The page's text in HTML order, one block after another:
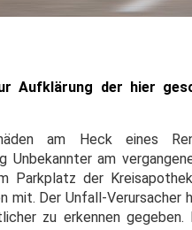
Aufklärung der hier
am Heck eines
am
Parkplatz der
Der Unfall-Verursacher
zu erkennen gegeben.